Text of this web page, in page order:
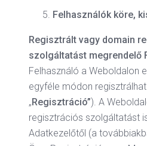
Felhasználók köre,
Regisztrált vagy domain
szolgáltatást megrendelő
Felhasználó a Weboldalon
egyféle módon
„Regisztráció”). A
regisztrációs szolgáltatást
Adatkezelőtől (a